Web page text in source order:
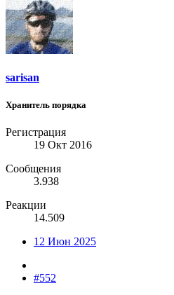
sarisan
Хранитель порядка
Регистрация
19 Окт 2016
Сообщения
3.938
Реакции
14.509
12 Июн 2025
#552